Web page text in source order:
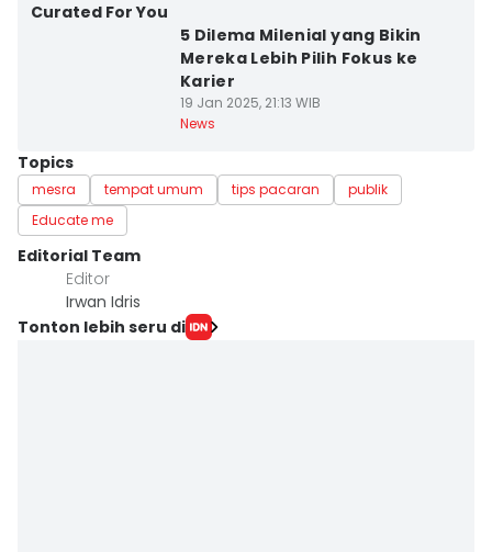
Curated For You
5 Dilema Milenial yang Bikin
Mereka Lebih Pilih Fokus ke
Karier
19 Jan 2025, 21:13 WIB
News
Topics
mesra tempat umum tips pacaran
publik
Educate me
Editorial Team
Editor
Irwan Idris
Tonton lebih seru di